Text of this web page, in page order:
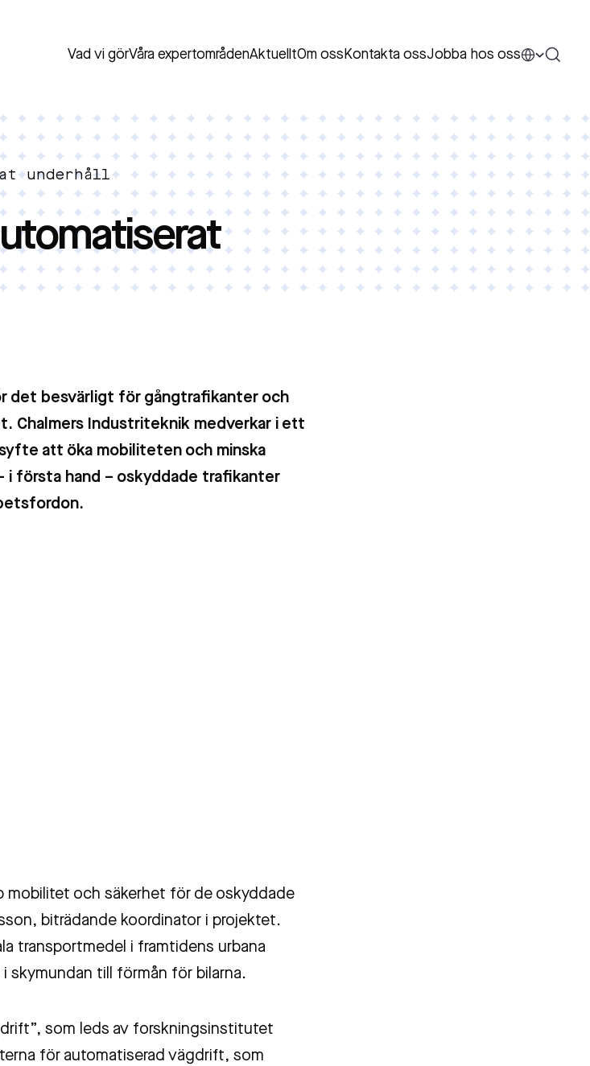
Vad vi görVåra expertområdenAktuelltOm oss Kontakta ossJobba hos oss
underhåll
det besvärligt för gångtrafikanter och
Chalmers Industriteknik medverkar i ett
att öka mobiliteten och minska
i första hand – oskyddade trafikanter
mobilitet och säkerhet för de oskyddade
biträdande koordinator i projektet.
transportmedel i framtidens urbana
skymundan till förmån för bilarna.
som leds av forskningsinstitutet
för automatiserad vägdrift, som